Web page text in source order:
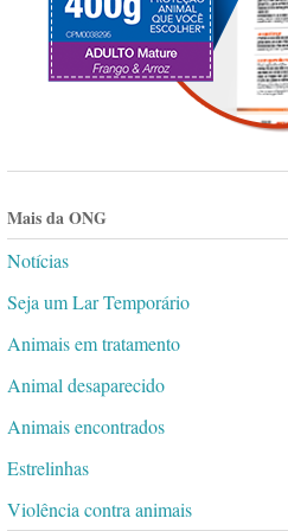
Mais da ONG
Notícias
Seja um Lar Temporário
Animais em tratamento
Animal desaparecido
Animais encontrados
Estrelinhas
Violência contra animais